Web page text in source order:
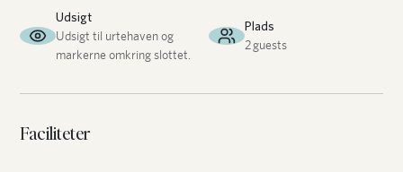
Udsigt
Udsigt til urtehaven og
markerne omkring slottet.
Plads
2guests
Faciliteter